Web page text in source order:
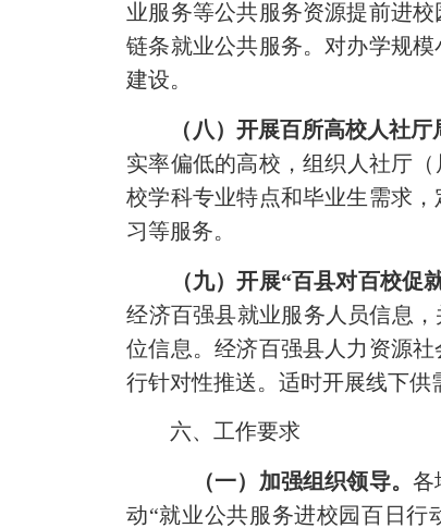
业服务等公共服务资源提前进
链条就业公共服务。对办学规
建设。
（八）开展百所高校人社
实率偏低的高校，组织人社厅
校学科专业特点和毕业生需求
习等服务。
（九）开展“百县对百校促
经济百强县就业服务人员信息
位信息。经济百强县人力资源
行针对性推送。适时开展线下供
六、工作要求
（一）加强组织领导。各
动“就业公共服务进校园百日